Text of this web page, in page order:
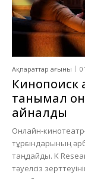
Ақпараттар ағыны
Кинопоиск
танымал
айналды
Онлайн-
тұрғындарының
таңдайды. K
тәуелсіз